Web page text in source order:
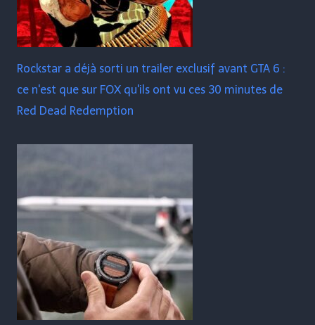
Rockstar a déjà sorti un trailer exclusif avant GTA 6 :
ce n'est que sur FOX qu'ils ont vu ces 30 minutes de
Red Dead Redemption